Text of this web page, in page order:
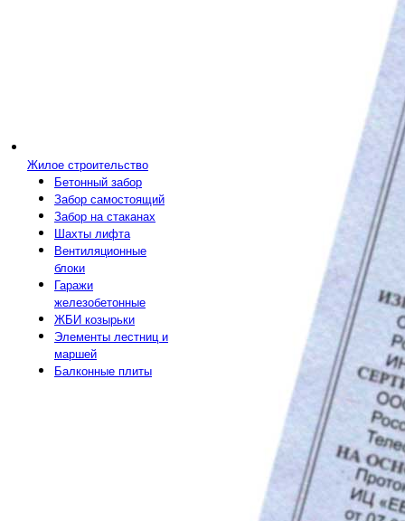
Жилое строительство
Бетонный забор
Забор самостоящий
Забор на стаканах
Шахты лифта
Вентиляционные
блоки
Гаражи
железобетонные
ЖБИ козырьки
Элементы лестниц и
маршей
Балконные плиты